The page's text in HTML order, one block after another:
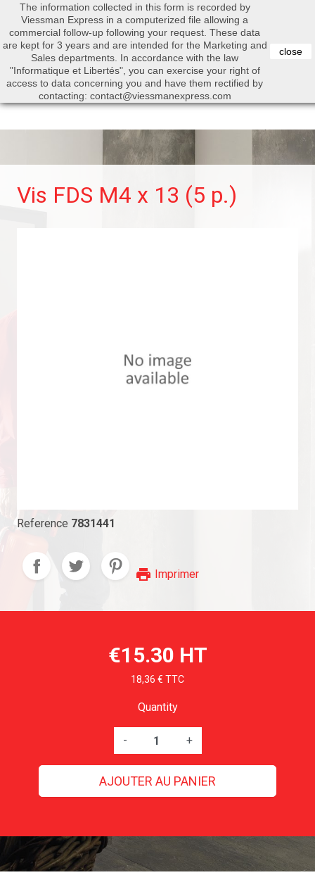
 
Search
Vis FDS M4 x 13 (5 p.)
Reference 7831441
print Imprimer
€15.30 HT
18,36 € TTC
Quantity
- +
AJOUTER AU PANIER
The information collected in this form is recorded by
Viessman Express in a computerized file allowing a
commercial follow-up following your request. These data
are kept for 3 years and are intended for the Marketing and
Sales departments. In accordance with the law
"Informatique et Libertés", you can exercise your right of
access to data concerning you and have them rectified by
contacting: contact@viessmanexpress.com
close